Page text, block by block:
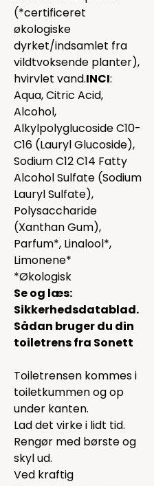
(*certificeret
økologiske
dyrket/indsamlet fra
vildtvoksende planter),
hvirvlet vand.INCI:
Aqua, Citric Acid,
Alcohol,
Alkylpolyglucoside C10-
C16 (Lauryl Glucoside),
Sodium C12 C14 Fatty
Alcohol Sulfate (Sodium
Lauryl Sulfate),
Polysaccharide
(Xanthan Gum),
Parfum*, Linalool*,
Limonene*
*Økologisk
Se og læs:
Sikkerhedsdatablad.
Sådan bruger du din
toiletrens fra Sonett
Toiletrensen kommes i
toiletkummen og op
under kanten.
Lad det virke i lidt tid.
Rengør med børste og
skyl ud.
Ved kraftig